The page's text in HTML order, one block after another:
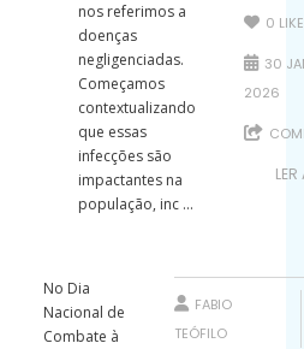
nos referimos a
doenças
negligenciadas.
Começamos
contextualizando
que essas
infecções são
impactantes na
população, inc ...
0
30
2026
No Dia
Nacional de
Combate à
FABIO
TEÓFILO